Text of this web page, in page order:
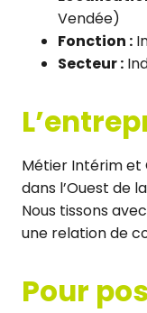
Vendée)
Fonction :
Secteur :
Métier Intérim et
dans l’Ouest de
Nous tissons
une relation de
Pour